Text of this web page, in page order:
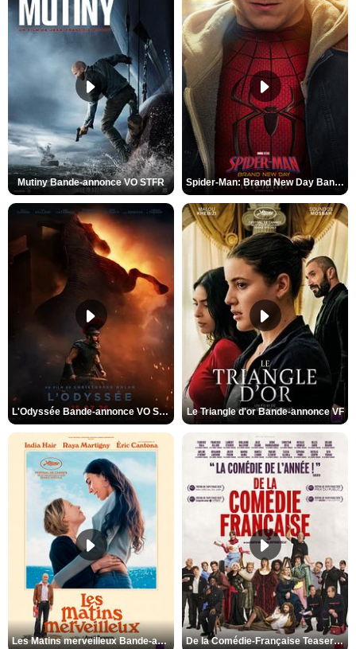
Mutiny Bande-annonce VO STFR Spider-Man: Brand New Day Bande-annonce VO STFR
L'Odyssée Bande-annonce VO STFR Le Triangle d'or Bande-annonce VF
Les Matins merveilleux Bande-annonce VF De la Comédie-Française Teaser VF